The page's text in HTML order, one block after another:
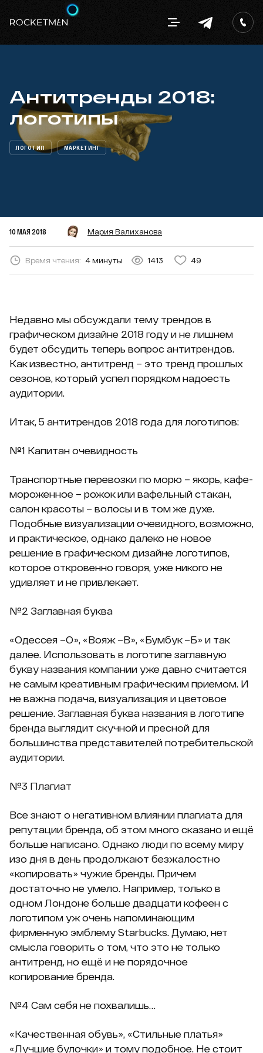
Антитренды 2018:
логотипы
ЛОГОТИП МАРКЕТИНГ
10 МАЯ 2018 Мария Валиханова
Время чтения: 4 минуты 1413 49
Недавно мы обсуждали тему трендов в
графическом дизайне 2018 году и не лишнем
будет обсудить теперь вопрос антитрендов.
Как известно, антитренд – это тренд прошлых
сезонов, который успел порядком надоесть
аудитории.
Итак, 5 антитрендов 2018 года для логотипов:
№1 Капитан очевидность
Транспортные перевозки по морю – якорь, кафе-
мороженное – рожок или вафельный стакан,
салон красоты – волосы и в том же духе.
Подобные визуализации очевидного, возможно,
и практическое, однако далеко не новое
решение в графическом дизайне логотипов,
которое откровенно говоря, уже никого не
удивляет и не привлекает.
№2 Заглавная буква
«Одессея –О», «Вояж –В», «Бумбук –Б» и так
далее. Использовать в логотипе заглавную
букву названия компании уже давно считается
не самым креативным графическим приемом. И
не важна подача, визуализация и цветовое
решение. Заглавная буква названия в логотипе
бренда выглядит скучной и пресной для
большинства представителей потребительской
аудитории.
№3 Плагиат
Все знают о негативном влиянии плагиата для
репутации бренда, об этом много сказано и ещё
больше написано. Однако люди по всему миру
изо дня в день продолжают безжалостно
«копировать» чужие бренды. Причем
достаточно не умело. Например, только в
одном Лондоне больше двадцати кофеен с
логотипом уж очень напоминающим
фирменную эмблему Starbucks. Думаю, нет
смысла говорить о том, что это не только
антитренд, но ещё и не порядочное
копирование бренда.
№4 Сам себя не похвалишь…
«Качественная обувь», «Стильные платья»
«Лучшие булочки» и тому подобное. Не стоит